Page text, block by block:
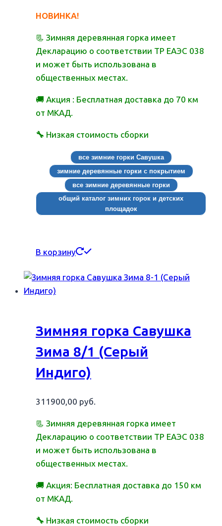
НОВИНКА!
📃 Зимняя деревянная горка имеет
Декларацию о соответствии ТР ЕАЭС 038
и может быть использована в
общественных местах.
🚚 Акция : Бесплатная доставка до 70 км
от МКАД.
🔧 Низкая стоимость сборки
все зимние горки Савушка
зимние деревянные горки с покрытием
все зимние деревянные горки
общий каталог зимних горок и детских
площадок
В корзину
Зимняя горка Савушка
Зима 8/1 (Серый
Индиго)
311900,00 руб.
📃 Зимняя деревянная горка имеет
Декларацию о соответствии ТР ЕАЭС 038
и может быть использована в
общественных местах.
🚚 Акция: Бесплатная доставка до 150 км
от МКАД.
🔧 Низкая стоимость сборки